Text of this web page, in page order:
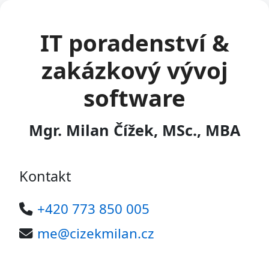
IT poradenství &
zakázkový vývoj
software
Mgr. Milan Čížek, MSc., MBA
Kontakt
+420 773 850 005
me@cizekmilan.cz